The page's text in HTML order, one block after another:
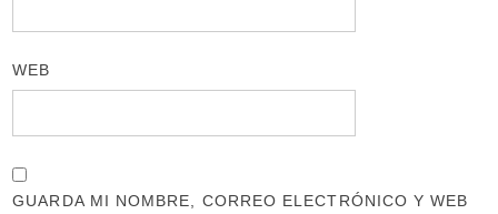
WEB
GUARDA MI NOMBRE, CORREO ELECTRÓNICO Y WEB